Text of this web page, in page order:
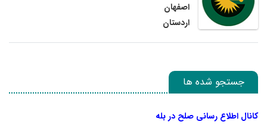
اصفهان
اردستان
جستجو شده ها
کانال اطلاع رسانی صلح در بله